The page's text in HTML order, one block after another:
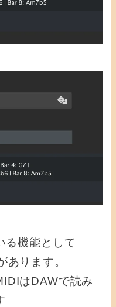
る機能として
あります。
はDAWで読み